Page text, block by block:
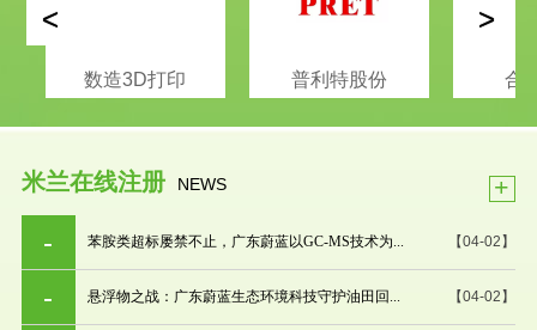
数造3D打印 普利特股份 合
< >
米兰在线注册 NEWS +
【04-02】
苯胺类超标屡禁不止，广东蔚蓝以GC-MS技术为...
【04-02】
悬浮物之战：广东蔚蓝生态环境科技守护油田回...